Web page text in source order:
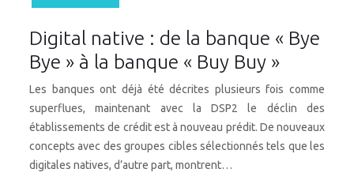
Digital native : de la banque « Bye
Bye » à la banque « Buy Buy »
Les banques ont déjà été décrites plusieurs fois comme
superflues, maintenant avec la DSP2 le déclin des
établissements de crédit est à nouveau prédit. De nouveaux
concepts avec des groupes cibles sélectionnés tels que les
digitales natives, d’autre part, montrent…